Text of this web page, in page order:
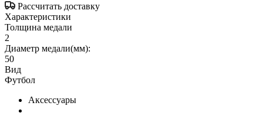
Рассчитать доставку
Характеристики
Толщина медали
2
Диаметр медали(мм):
50
Вид
Футбол
Аксессуары